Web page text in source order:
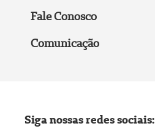
Fale Conosco
Comunicação
Siga nossas redes sociais: